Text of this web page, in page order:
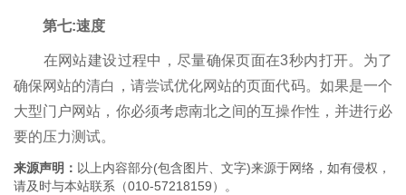
第七:速度
在网站建设过程中，尽量确保页面在3秒内打开。为了
确保网站的清白，请尝试优化网站的页面代码。如果是一个
大型门户网站，你必须考虑南北之间的互操作性，并进行必
要的压力测试。
来源声明： 以上内容部分(包含图片、文字)来源于网络，如有侵权，
请及时与本站联系（010-57218159）。